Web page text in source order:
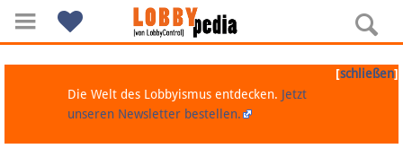
[schließen]
Die Welt des Lobbyismus entdecken. Jetzt
unseren Newsletter bestellen.